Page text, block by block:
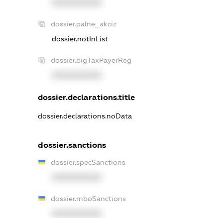
dossier.palne_akciz
dossier.notInList
dossier.bigTaxPayerReg
dossier.declarations.title
dossier.declarations.noData
dossier.sanctions
dossier.specSanctions
dossier.rnboSanctions